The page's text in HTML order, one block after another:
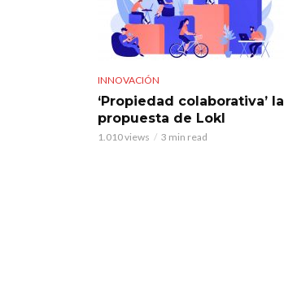
INNOVACIÓN
‘Propiedad colaborativa’ la
propuesta de Lokl
1.010 views 3 min read